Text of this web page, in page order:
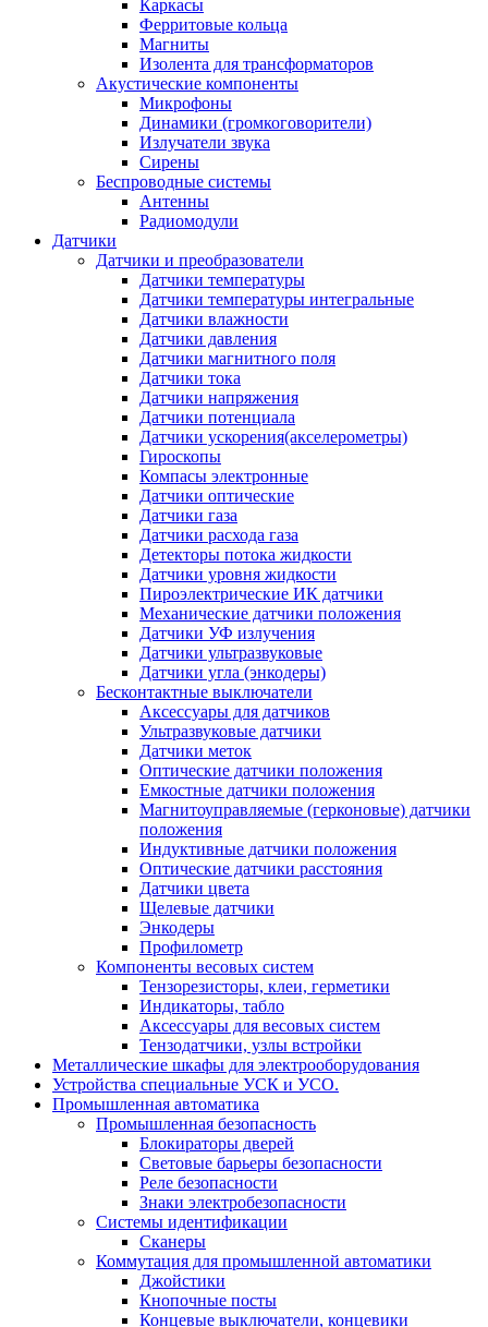
Каркасы
Ферритовые кольца
Магниты
Изолента для трансформаторов
Акустические компоненты
Микрофоны
Динамики (громкоговорители)
Излучатели звука
Сирены
Беспроводные системы
Антенны
Радиомодули
Датчики
Датчики и преобразователи
Датчики температуры
Датчики температуры интегральные
Датчики влажности
Датчики давления
Датчики магнитного поля
Датчики тока
Датчики напряжения
Датчики потенциала
Датчики ускорения(акселерометры)
Гироскопы
Компасы электронные
Датчики оптические
Датчики газа
Датчики расхода газа
Детекторы потока жидкости
Датчики уровня жидкости
Пироэлектрические ИК датчики
Механические датчики положения
Датчики УФ излучения
Датчики ультразвуковые
Датчики угла (энкодеры)
Бесконтактные выключатели
Аксессуары для датчиков
Ультразвуковые датчики
Датчики меток
Оптические датчики положения
Емкостные датчики положения
Магнитоуправляемые (герконовые) датчики
положения
Индуктивные датчики положения
Оптические датчики расстояния
Датчики цвета
Щелевые датчики
Энкодеры
Профилометр
Компоненты весовых систем
Тензорезисторы, клеи, герметики
Индикаторы, табло
Аксессуары для весовых систем
Тензодатчики, узлы встройки
Металлические шкафы для электрооборудования
Устройства специальные УСК и УСО.
Промышленная автоматика
Промышленная безопасность
Блокираторы дверей
Световые барьеры безопасности
Реле безопасности
Знаки электробезопасности
Системы идентификации
Сканеры
Коммутация для промышленной автоматики
Джойстики
Кнопочные посты
Концевые выключатели, концевики